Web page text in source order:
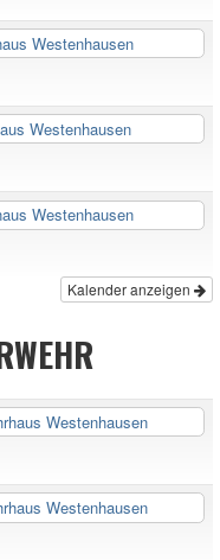
Westenhausen
Westenhausen
Westenhausen
Kalender anzeigen
Westenhausen
Westenhausen